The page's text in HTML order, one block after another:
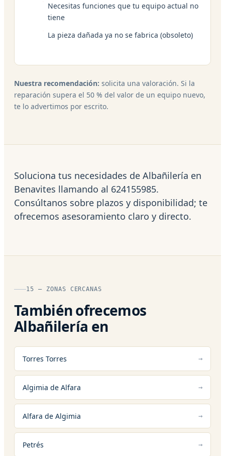
Necesitas funciones que tu equipo actual no
tiene
La pieza dañada ya no se fabrica (obsoleto)
Nuestra recomendación: solicita una valoración. Si la
reparación supera el 50 % del valor de un equipo nuevo,
te lo advertimos por escrito.
Soluciona tus necesidades de Albañilería en
Benavites llamando al 624155985.
Consúltanos sobre plazos y disponibilidad; te
ofrecemos asesoramiento claro y directo.
15 — ZONAS CERCANAS
También ofrecemos
Albañilería en
Torres Torres
Algimia de Alfara
Alfara de Algimia
Petrés